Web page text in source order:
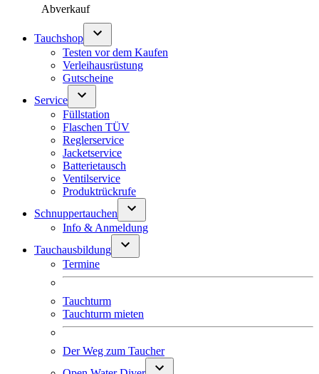
Abverkauf
Tauchshop
Testen vor dem Kaufen
Verleihausrüstung
Gutscheine
Service
Füllstation
Flaschen TÜV
Reglerservice
Jacketservice
Batterietausch
Ventilservice
Produktrückrufe
Schnuppertauchen
Info & Anmeldung
Tauchausbildung
Termine
Tauchturm
Tauchturm mieten
Der Weg zum Taucher